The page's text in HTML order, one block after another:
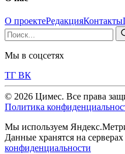
О проектеРедакцияКонтакты
Мы в соцсетях
ТГ ВК
© 2026 Цимес. Все права
Политика
Мы используем
Данные хранятся на
конфиденциальности